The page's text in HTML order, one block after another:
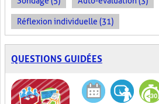
Réflexion individuelle (31)
QUESTIONS GUIDÉES